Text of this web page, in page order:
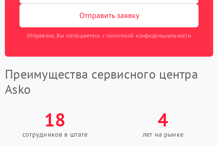
Отправить заявку
Отправляя, Вы соглашаетесь с политикой конфиденциальности
Преимущества сервисного центра
Asko
18
сотрудников в штате
4
лет на рынке